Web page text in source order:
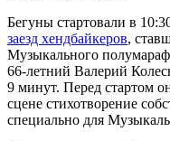
Бегуны стартовали в
заезд хендбайкеров,
Музыкального
66-летний Валерий
9 минут. Перед стартом
сцене стихотворение
специально для